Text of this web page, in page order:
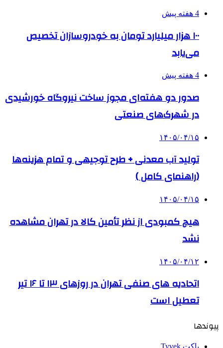
4 هفته پیش
۱۰۰ هزار میلیارد تومان به خودروسازان تخصیص
می‌یابد
4 هفته پیش
صدور دو هفته‌ای مجوز ساخت نیروگاه خورشیدی
در شهرک‌های صنعتی
۱۴۰۵/۰۴/۱۵
تولید آب معدنی + طرح توجیهی و تمام هزینه‌ها
(راهنمای کامل )
۱۴۰۵/۰۴/۱۵
هیچ کمبودی از نظر تأمین کالا در تهران مشاهده
نشد
۱۴۰۵/۰۴/۱۲
اتحادیه های صنفی تهران در روزهای ۱۳ تا ۱۶ تیر
تعطیل است
پیوندها
پاکت Tyvek